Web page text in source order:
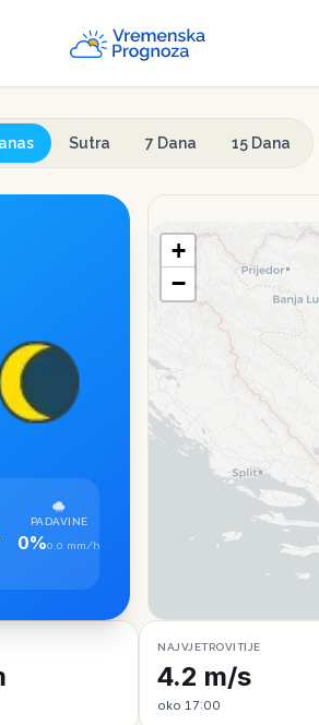
Sutra 7 Dana 15 Dana
PADAVINE
0%0.0 mm/h
+
−
NAJVJETROVITIJE
4.2 m/s
oko 17:00